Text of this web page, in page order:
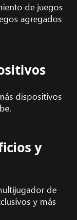
de juegos
agregados
dispositivos
y
de
y más